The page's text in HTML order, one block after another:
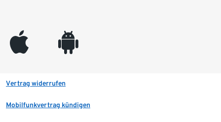
appleinc android
Vertrag widerrufen
Mobilfunkvertrag kündigen